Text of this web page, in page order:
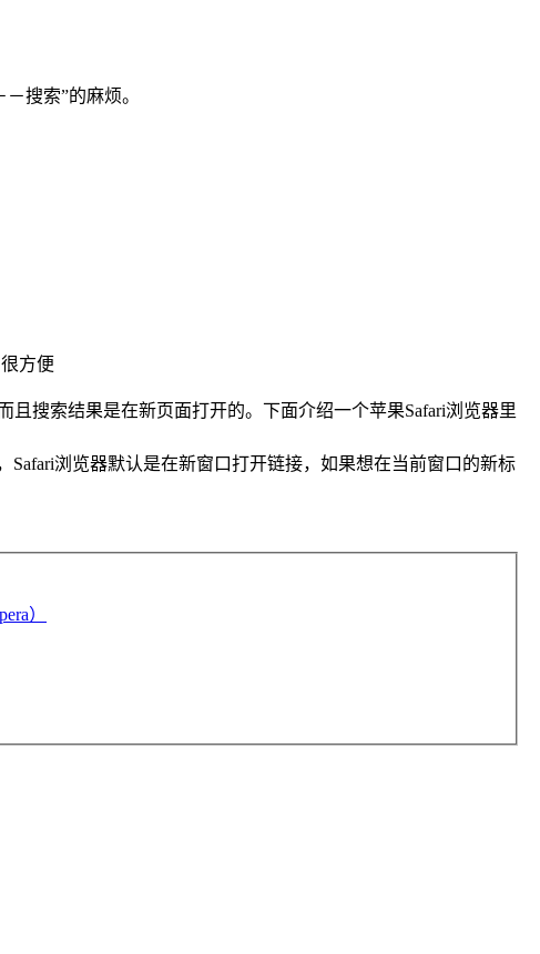
搜索”的麻烦。
方便
搜索结果是在新页面打开的。下面介绍一个苹果Safari浏览器里
浏览器默认是在新窗口打开链接，如果想在当前窗口的新标
）